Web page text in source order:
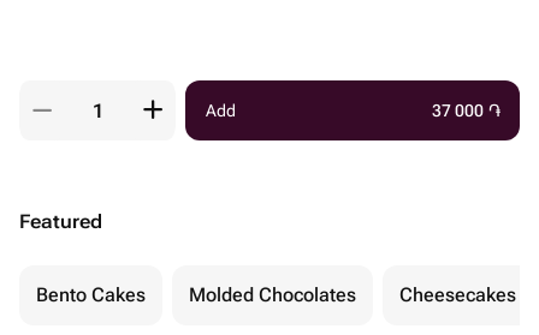
Add 37 000 ֏
Featured
Bento Cakes Molded Chocolates Cheesecakes